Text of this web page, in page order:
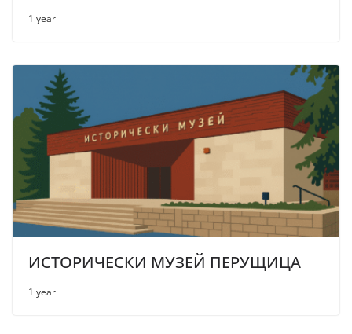
1 year
ИСТОРИЧЕСКИ МУЗЕЙ ПЕРУЩИЦА
1 year